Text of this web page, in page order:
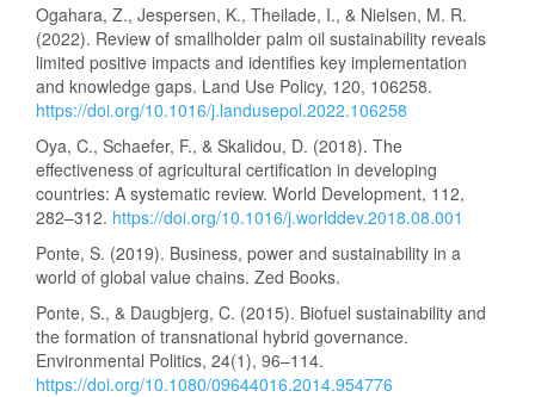
Ogahara, Z., Jespersen, K., Theilade, I., & Nielsen, M. R.
(2022). Review of smallholder palm oil sustainability reveals
limited positive impacts and identifies key implementation
and knowledge gaps. Land Use Policy, 120, 106258.
https://doi.org/10.1016/j.landusepol.2022.106258
Oya, C., Schaefer, F., & Skalidou, D. (2018). The
effectiveness of agricultural certification in developing
countries: A systematic review. World Development, 112,
282–312. https://doi.org/10.1016/j.worlddev.2018.08.001
Ponte, S. (2019). Business, power and sustainability in a
world of global value chains. Zed Books.
Ponte, S., & Daugbjerg, C. (2015). Biofuel sustainability and
the formation of transnational hybrid governance.
Environmental Politics, 24(1), 96–114.
https://doi.org/10.1080/09644016.2014.954776